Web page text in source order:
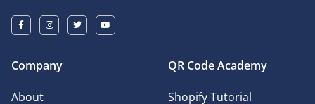
Company
About
QR Code Academy
Shopify Tutorial